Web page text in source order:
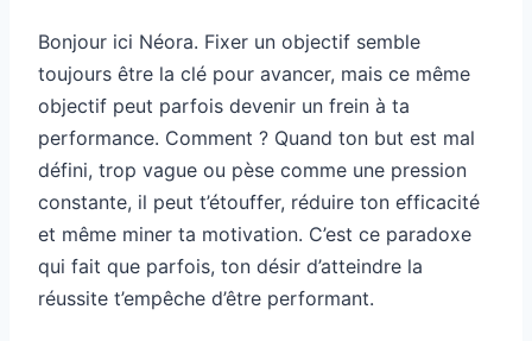
Bonjour ici Néora. Fixer un objectif semble
toujours être la clé pour avancer, mais ce même
objectif peut parfois devenir un frein à ta
performance. Comment ? Quand ton but est mal
défini, trop vague ou pèse comme une pression
constante, il peut t’étouffer, réduire ton efficacité
et même miner ta motivation. C’est ce paradoxe
qui fait que parfois, ton désir d’atteindre la
réussite t’empêche d’être performant.